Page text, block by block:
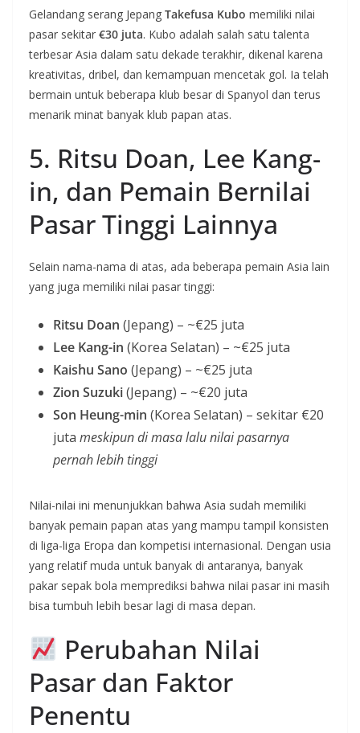
Gelandang serang Jepang Takefusa Kubo memiliki nilai
pasar sekitar €30 juta. Kubo adalah salah satu talenta
terbesar Asia dalam satu dekade terakhir, dikenal karena
kreativitas, dribel, dan kemampuan mencetak gol. Ia telah
bermain untuk beberapa klub besar di Spanyol dan terus
menarik minat banyak klub papan atas.
5. Ritsu Doan, Lee Kang-
in, dan Pemain Bernilai
Pasar Tinggi Lainnya
Selain nama-nama di atas, ada beberapa pemain Asia lain
yang juga memiliki nilai pasar tinggi:
Ritsu Doan (Jepang) – ~€25 juta
Lee Kang-in (Korea Selatan) – ~€25 juta
Kaishu Sano (Jepang) – ~€25 juta
Zion Suzuki(Jepang) – ~€20 juta
Son Heung-min (Korea Selatan) – sekitar €20
juta meskipun di masa lalu nilai pasarnya
pernah lebih tinggi
Nilai-nilai ini menunjukkan bahwa Asia sudah memiliki
banyak pemain papan atas yang mampu tampil konsisten
di liga-liga Eropa dan kompetisi internasional. Dengan usia
yang relatif muda untuk banyak di antaranya, banyak
pakar sepak bola memprediksi bahwa nilai pasar ini masih
bisa tumbuh lebih besar lagi di masa depan.
Perubahan Nilai
Pasar dan Faktor
Penentu